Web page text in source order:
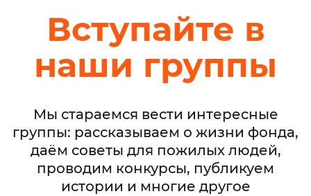
Вступайте в
наши группы
Мы стараемся вести интересные
группы: рассказываем о жизни фонда,
даём советы для пожилых людей,
проводим конкурсы, публикуем
истории и многие другое